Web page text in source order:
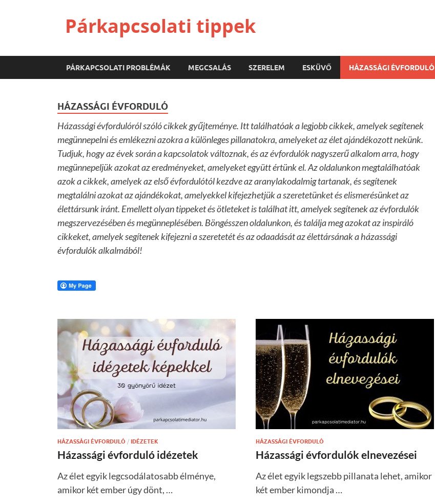
Párkapcsolati tippek
PÁRKAPCSOLATI PROBLÉMÁK MEGCSALÁS SZERELEM ESKÜVŐ HÁZASSÁGI ÉVFORDULÓ
HÁZASSÁGI ÉVFORDULÓ
Házassági évfordulóról szóló cikkek gyűjteménye. Itt találhatóak a legjobb cikkek, amelyek segítenek
megünnepelni és emlékezni azokra a különleges pillanatokra, amelyeket az élet ajándékozott nekünk.
Tudjuk, hogy az évek során a kapcsolatok változnak, és az évfordulók nagyszerű alkalom arra, hogy
megünnepeljük azokat az eredményeket, amelyeket együtt értünk el. Az oldalunkon megtalálhatóak
azok a cikkek, amelyek az első évfordulótól kezdve az aranylakodalmig tartanak, és segítenek
megtalálni azokat az ajándékokat, amelyekkel kifejezhetjük a szeretetünket és elismerésünket az
élettársunk iránt. Emellett olyan tippeket és ötleteket is találhat itt, amelyek segítenek az évfordulók
megszervezésében és megünneplésében. Böngésszen oldalunkon, és találja meg azokat az inspiráló
cikkeket, amelyek segítenek kifejezni a szeretetét és az odaadását az élettársának a házassági
évfordulók alkalmából!
HÁZASSÁGI ÉVFORDULÓ / IDÉZETEK
Házassági évforduló idézetek
Az élet egyik legcsodálatosabb élménye,
amikor két ember úgy dönt, …
HÁZASSÁGI ÉVFORDULÓ
Házassági évfordulók elnevezései
Az élet egyik legszebb pillanata lehet, amikor
két ember kimondja …